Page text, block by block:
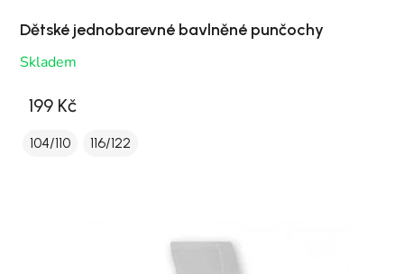
Dětské jednobarevné bavlněné punčochy
Skladem
199 Kč
104/110 116/122